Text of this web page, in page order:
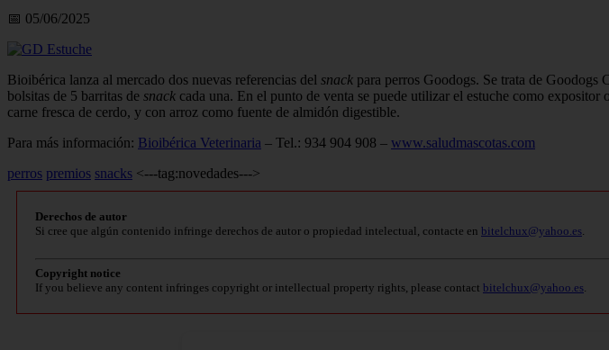
📅 05/06/2025
Bioibérica lanza al mercado dos nuevas referencias del snack para perros Goodogs. Se trata de Goodogs
bolsitas de 5 barritas de snack cada una. En el punto de venta se puede utilizar el estuche como expositor
carne fresca de cerdo, y con arroz como fuente de almidón digestible.
Para más información: Bioibérica Veterinaria – Tel.: 934 904 908 – www.saludmascotas.com
perros premios snacks <---tag:novedades--->
Derechos de autor
Si cree que algún contenido infringe derechos de autor o propiedad intelectual, contacte en bitelchux@yahoo.es
Copyright notice
If you believe any content infringes copyright or intellectual property rights, please contact bitelchux@yahoo.es